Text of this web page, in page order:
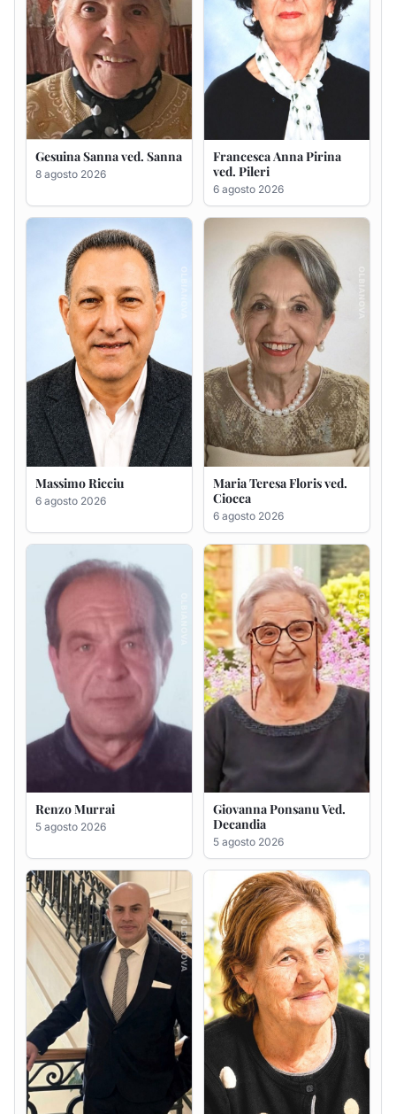
Gesuina Sanna ved. Sanna
8 agosto 2026
Francesca Anna Pirina
ved. Pileri
6 agosto 2026
Massimo Ricciu
6 agosto 2026
Maria Teresa Floris ved.
Ciocca
6 agosto 2026
Renzo Murrai
5 agosto 2026
Giovanna Ponsanu Ved.
Decandia
5 agosto 2026